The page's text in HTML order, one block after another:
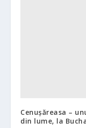
Cenușăreasa –
din lume, la